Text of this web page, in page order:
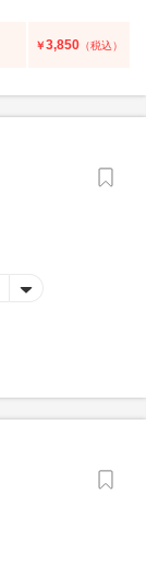
￥3,850 （税込）